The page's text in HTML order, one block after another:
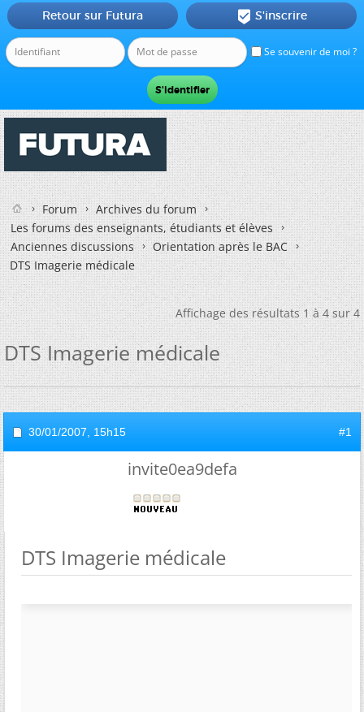
Se souvenir de moi ?
Retour sur Futura  S'inscrire
Forum
Archives du forum
Les forums des enseignants, étudiants et élèves
Anciennes discussions
Orientation après le BAC
DTS Imagerie médicale
Affichage des résultats 1 à 4 sur 4
DTS Imagerie médicale
30/01/2007, 15h15 #1
invite0ea9defa
DTS Imagerie médicale